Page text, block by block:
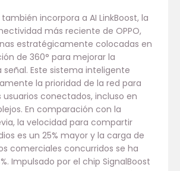
también incorpora a AI LinkBoost, la
más reciente de OPPO,
estratégicamente colocadas en
de 360° para mejorar la
Este sistema inteligente
la prioridad de la red para
conectados, incluso en
En comparación con la
la velocidad para compartir
es un 25% mayor y la carga de
comerciales concurridos se ha
Impulsado por el chip SignalBoost